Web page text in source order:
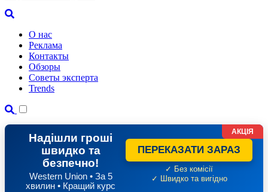
О нас
Реклама
Контакты
Обзоры
Советы эксперта
Trends
Надішли гроші
швидко та
безпечно!
Western Union • За 5
хвилин • Кращий курс
ПЕРЕКАЗАТИ ЗАРАЗ
✓ Без комісії
✓ Швидко та вигідно
АКЦІЯ